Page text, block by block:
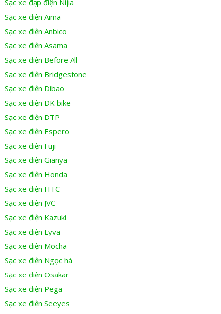
Sạc xe đạp điện Nijia
Sạc xe điện Aima
Sạc xe điện Anbico
Sạc xe điện Asama
Sạc xe điện Before All
Sạc xe điện Bridgestone
Sạc xe điện Dibao
Sạc xe điện DK bike
Sạc xe điện DTP
Sạc xe điện Espero
Sạc xe điện Fuji
Sạc xe điện Gianya
Sạc xe điện Honda
Sạc xe điện HTC
Sạc xe điện JVC
Sạc xe điện Kazuki
Sạc xe điện Lyva
Sạc xe điện Mocha
Sạc xe điện Ngọc hà
Sạc xe điện Osakar
Sạc xe điện Pega
Sạc xe điện Seeyes